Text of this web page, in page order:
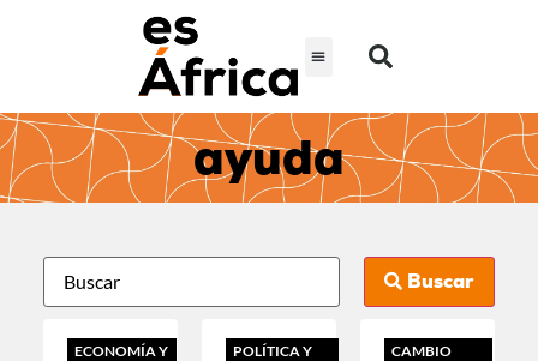
ayuda
Buscar
ECONOMÍA Y
POLÍTICA Y
CAMBIO